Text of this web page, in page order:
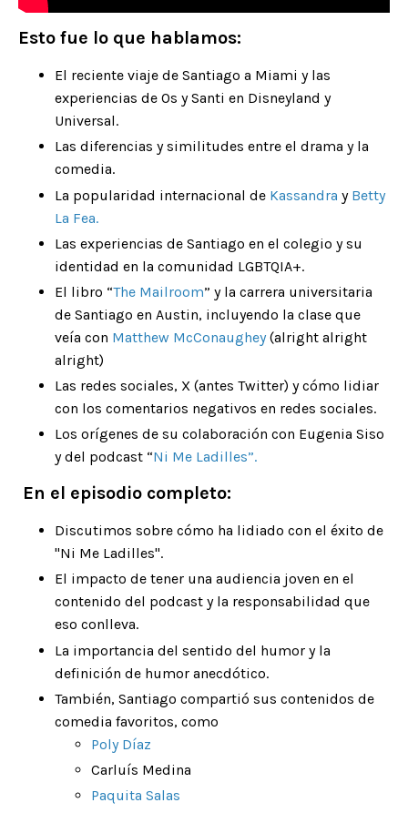
Esto fue lo que hablamos:
El reciente viaje de Santiago a Miami y las
experiencias de Os y Santi en Disneyland y
Universal.
Las diferencias y similitudes entre el drama y la
comedia.
La popularidad internacional de Kassandra y Betty
La Fea.
Las experiencias de Santiago en el colegio y su
identidad en la comunidad LGBTQIA+.
El libro “The Mailroom” y la carrera universitaria
de Santiago en Austin, incluyendo la clase que
veía con Matthew McConaughey (alright alright
alright)
Las redes sociales, X (antes Twitter) y cómo lidiar
con los comentarios negativos en redes sociales.
Los orígenes de su colaboración con Eugenia Siso
y del podcast “Ni Me Ladilles”.
En el episodio completo:
Discutimos sobre cómo ha lidiado con el éxito de
"Ni Me Ladilles".
El impacto de tener una audiencia joven en el
contenido del podcast y la responsabilidad que
eso conlleva.
La importancia del sentido del humor y la
definición de humor anecdótico.
También, Santiago compartió sus contenidos de
comedia favoritos, como
Poly Díaz
Carluís Medina
Paquita Salas